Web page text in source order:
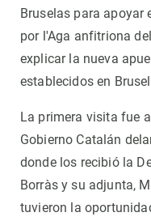
Bruselas para apoyar
por l'Aga anfitriona
explicar la nueva
establecidos en
La primera visita fue
Gobierno Catalán
donde los recibió la
Borràs y su adjunta,
tuvieron la